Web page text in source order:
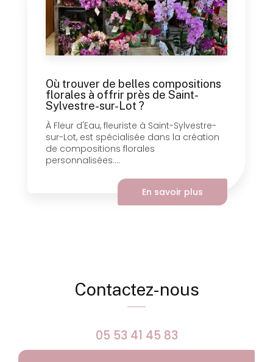
Où trouver de belles compositions
florales à offrir près de Saint-
Sylvestre-sur-Lot ?
À Fleur d'Eau, fleuriste à Saint-Sylvestre-
sur-Lot, est spécialisée dans la création
de compositions florales
personnalisées....
En savoir plus
Contactez-nous
05 53 41 45 83